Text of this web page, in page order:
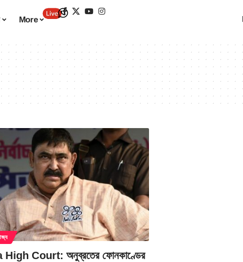
More
Court: অনুব্রতের ফোনকাণ্ডের